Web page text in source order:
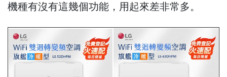
機種有沒有這幾個功能，用起來差非常多。